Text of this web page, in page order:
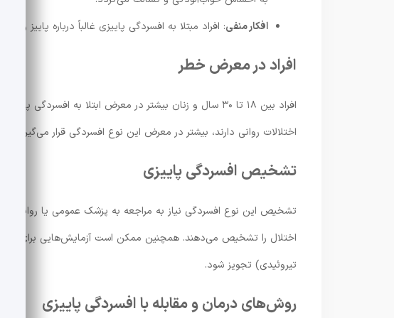
افکار منفی: افراد مبتلا به افسردگی پاییزی غالباً درباره پاییز و
افراد در معرض خطر
افراد بین ۱۸ تا ۳۰ سال و زنان بیشتر در معرض ابتلا به
اختلالات روانی دارند، بیشتر در معرض این نوع افسردگی قرار می‌گیرند.
تشخیص افسردگی پاییزی
تشخیص این نوع افسردگی نیاز به مراجعه به پزشک عمومی یا
اختلال را تشخیص می‌دهند. همچنین ممکن است آزمایش‌هایی برای
تیروئیدی) تجویز شود.
روش‌های درمان و مقابله با افسردگی پاییزی